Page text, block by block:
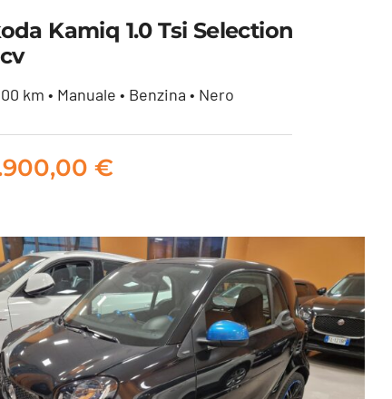
Selection 95cv
Kamiq 1.0 Tsi Selection
km • Manuale • Benzina • Nero
€